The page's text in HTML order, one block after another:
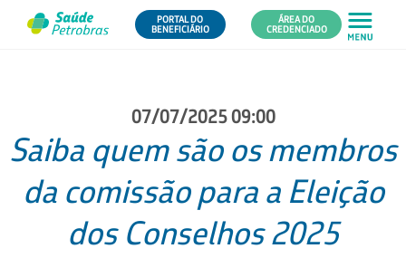
PORTAL DO
BENEFICIÁRIO
ÁREA DO
CREDENCIADO
07/07/2025 09:00
Saiba quem são os membros
da comissão para a Eleição
dos Conselhos 2025